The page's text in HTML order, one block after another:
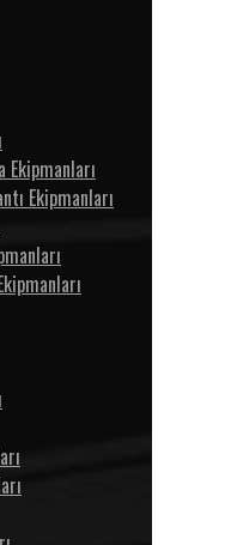
Ekipmanları
Ekipmanları